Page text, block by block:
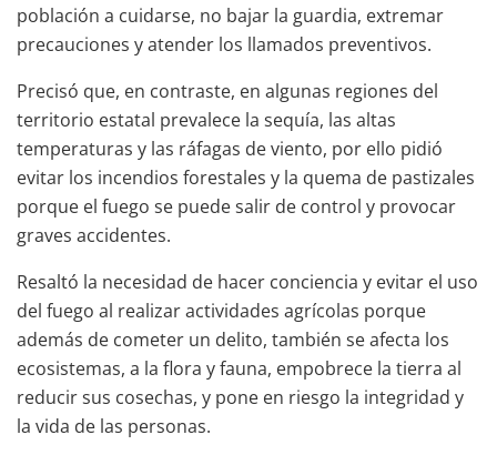
población a cuidarse, no bajar la guardia, extremar
precauciones y atender los llamados preventivos.
Precisó que, en contraste, en algunas regiones del
territorio estatal prevalece la sequía, las altas
temperaturas y las ráfagas de viento, por ello pidió
evitar los incendios forestales y la quema de pastizales
porque el fuego se puede salir de control y provocar
graves accidentes.
Resaltó la necesidad de hacer conciencia y evitar el uso
del fuego al realizar actividades agrícolas porque
además de cometer un delito, también se afecta los
ecosistemas, a la flora y fauna, empobrece la tierra al
reducir sus cosechas, y pone en riesgo la integridad y
la vida de las personas.